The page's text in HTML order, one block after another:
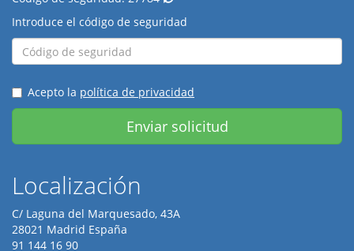
Introduce el código de seguridad
Acepto la política de privacidad
Enviar solicitud
Localización
C/ Laguna del Marquesado, 43A
28021 Madrid España
91 144 16 90